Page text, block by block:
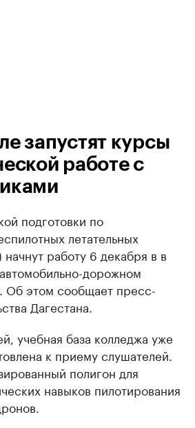
запустят курсы
работе с
подготовки по
летательных
работу 6 декабря в в
дорожном
этом сообщает пресс-
Дагестана.
учебная база колледжа уже
к приему слушателей.
полигон для
навыков пилотирования